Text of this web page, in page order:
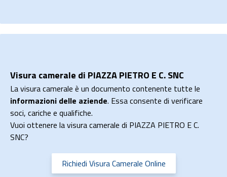
Visura camerale di PIAZZA PIETRO E C. SNC
La visura camerale è un documento contenente tutte le
informazioni delle aziende. Essa consente di verificare
soci, cariche e qualifiche.
Vuoi ottenere la visura camerale di PIAZZA PIETRO E C.
SNC?
Richiedi Visura Camerale Online